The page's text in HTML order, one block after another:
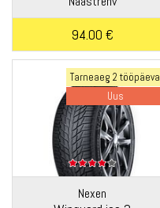
94.00 €
Tarneaeg 2 tööpäeva
Uus
Nexen